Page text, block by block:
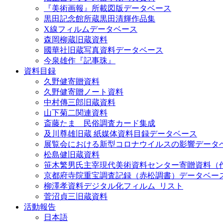
『美術画報』所載図版データベース
黒田記念館所蔵黒田清輝作品集
X線フィルムデータベース
森岡柳蔵旧蔵資料
國華社旧蔵写真資料データベース
今泉雄作『記事珠』
資料目録
久野健寄贈資料
久野健寄贈ノート資料
中村傳三郎旧蔵資料
山下菊二関連資料
斎藤たま 民俗調査カード集成
及川尊雄旧蔵 紙媒体資料目録データベース
展覧会における新型コロナウイルスの影響データ
松島健旧蔵資料
笹木繁男氏主宰現代美術資料センター寄贈資料（
京都府寺院重宝調査記録（赤松調書）データベー
柳澤孝資料デジタル化フィルム_リスト
菅沼貞三旧蔵資料
活動報告
日本語